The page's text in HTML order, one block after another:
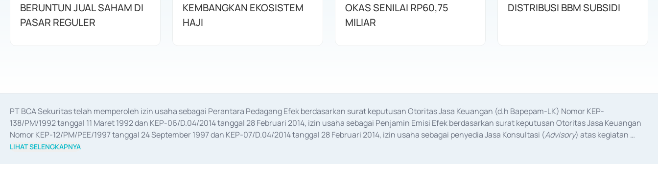
BERUNTUN JUAL SAHAM DI
PASAR REGULER
KEMBANGKAN EKOSISTEM
HAJI
OKAS SENILAI RP60,75
MILIAR
DISTRIBUSI BBM SUBSIDI
PT BCA Sekuritas telah memperoleh izin usaha sebagai Perantara Pedagang Efek berdasarkan surat keputusan Otoritas Jasa Keuangan (d.h Bapepam-LK) Nomor KEP-
138/PM/1992 tanggal 11 Maret 1992 dan KEP-06/D.04/2014 tanggal 28 Februari 2014, izin usaha sebagai Penjamin Emisi Efek berdasarkan surat keputusan Otoritas Jasa Keuangan
Nomor KEP-12/PM/PEE/1997 tanggal 24 September 1997 dan KEP-07/D.04/2014 tanggal 28 Februari 2014, izin usaha sebagai penyedia Jasa Konsultasi (Advisory) atas kegiatan
merger, akuisisi, divestasi, dan
LIHAT SELENGKAPNYA